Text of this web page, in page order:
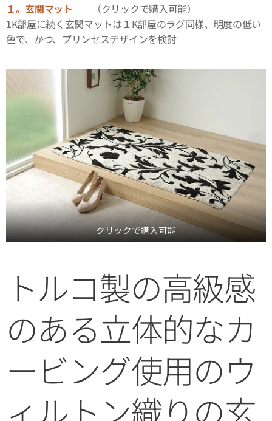
１。玄関マット （クリックで購入可能）
1K部屋に続く玄関マットは１K部屋のラグ同様、明度の低い
色で、かつ、プリンセスデザインを検討
クリックで購入可能
トルコ製の高級感
のある立体的なカ
ービング使用のウ
ィルトン織りの玄